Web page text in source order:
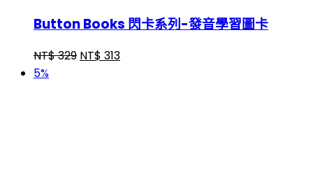
Button Books 閃卡系列-發音學習圖卡
NT$329 NT$ 313
5%